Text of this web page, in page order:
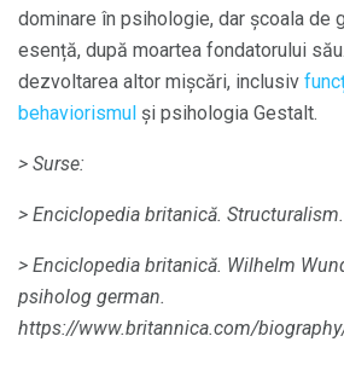
dominare în psihologie, dar școala de
esență, după moartea fondatorului
dezvoltarea altor mișcări, inclusiv
behaviorismul și psihologia Gestalt.
> Surse:
> Enciclopedia britanică. Structuralism.
> Enciclopedia britanică. Wilhelm
psiholog german.
https://www.britannica.com/